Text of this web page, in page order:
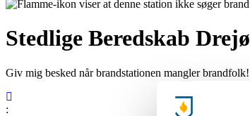
Stedlige Beredskab Drejø
Giv mig besked når brandstationen mangler brandfolk!
: